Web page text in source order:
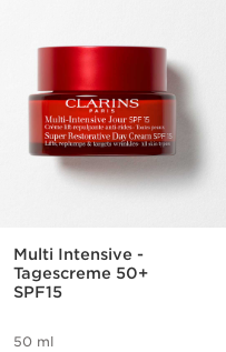
Multi Intensive -
Tagescreme 50+
SPF15
50 ml